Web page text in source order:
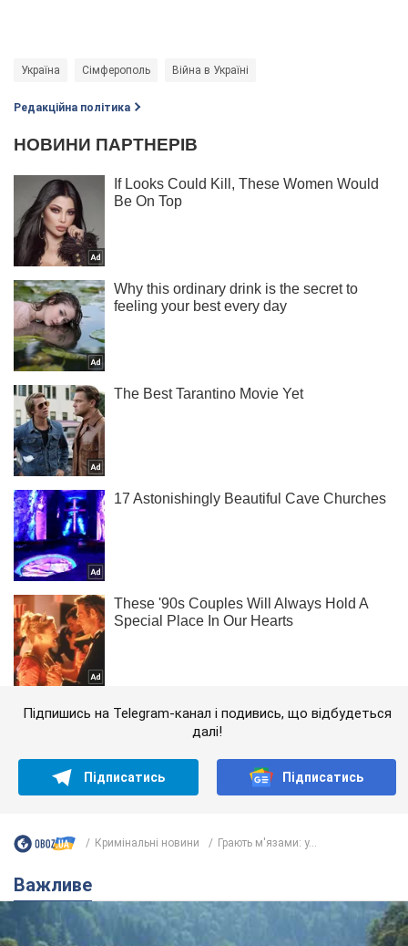
Україна Сімферополь Війна в Україні
Редакційна політика
Підпишись на Telegram-канал і подивись, що відбудеться
далі!
Підписатись Підписатись
Кримінальні новини Грають м'язами: у...
Важливе